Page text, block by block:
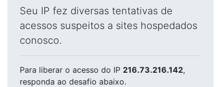
Seu IP fez diversas tentativas de
acessos suspeitos a sites hospedados
conosco.
Para liberar o acesso do IP 216.73.216.142,
responda ao desafio abaixo.